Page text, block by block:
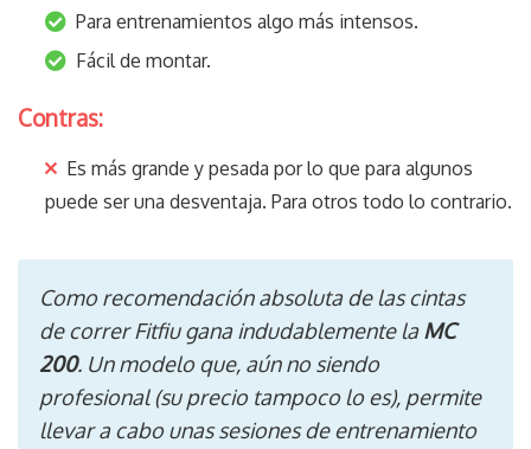
Para entrenamientos algo más intensos.
Fácil de montar.
Contras:
Es más grande y pesada por lo que para algunos
puede ser una desventaja. Para otros todo lo contrario.
Como recomendación absoluta de las cintas
de correr Fitfiu gana indudablemente laMC
200. Un modelo que, aún no siendo
profesional (su precio tampoco lo es), permite
llevar a cabo unas sesiones de entrenamiento